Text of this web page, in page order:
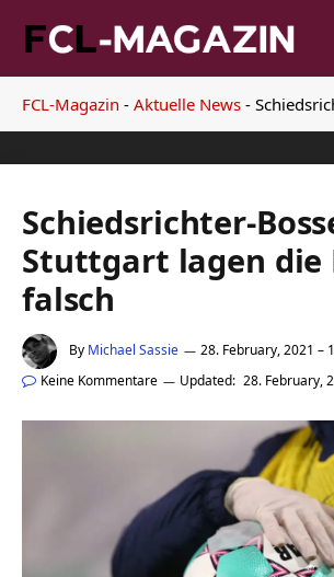
FCL-Magazin - Aktuelle News - Schiedsrichter-Bosse:
Schiedsrichter-
Stuttgart lagen die
falsch
By Michael Sassie
28. February, 2021 –
Keine Kommentare
Updated: 28. February,